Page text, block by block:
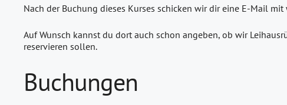
Nach der Buchung dieses Kurses schicken wir dir eine E-Mail
Auf Wunsch kannst du dort auch schon angeben, ob wir
reservieren sollen.
Buchungen